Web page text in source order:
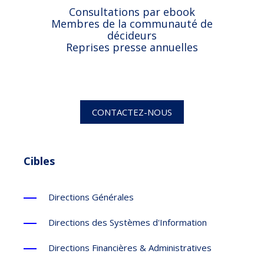
Consultations par ebook
Membres de la communauté de
décideurs
Reprises presse annuelles
CONTACTEZ-NOUS
Cibles
Directions Générales
Directions des Systèmes d'Information
Directions Financières & Administratives